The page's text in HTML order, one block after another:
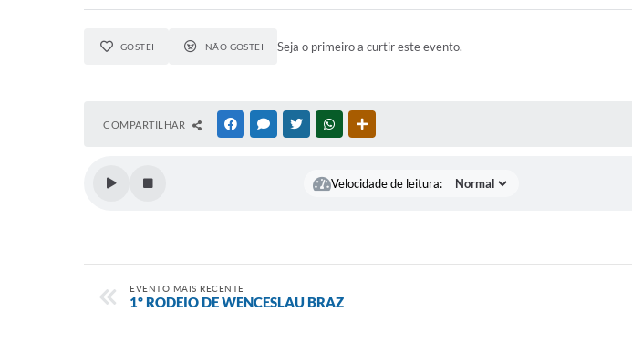
GOSTEI NÃO GOSTEI Seja o primeiro a curtir este evento.
COMPARTILHAR FACEBOOKMESSENGER
TWITTERWHATSAPP
Velocidade de leitura:
EVENTO MAIS RECENTE
1º RODEIO DE WENCESLAU BRAZ